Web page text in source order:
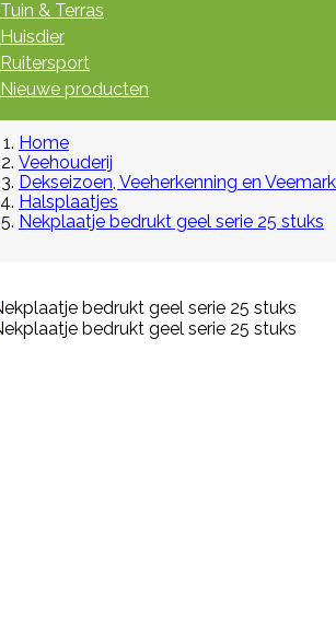
Tuin & Terras
Huisdier
Ruitersport
Nieuwe producten
Home
Veehouderij
Dekseizoen, Veeherkenning en
Halsplaatjes
Nekplaatje bedrukt geel serie 25 stuks